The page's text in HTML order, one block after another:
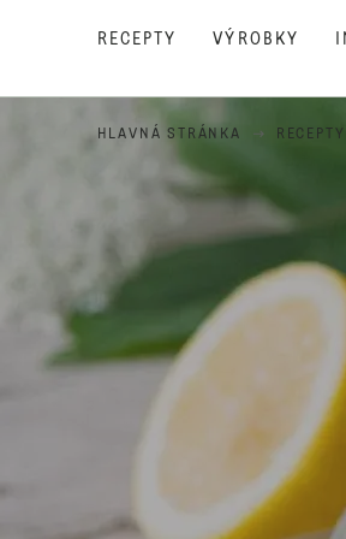
RECEPTY VÝROBKY
HLAVNÁ STRÁNKA RECEPTY